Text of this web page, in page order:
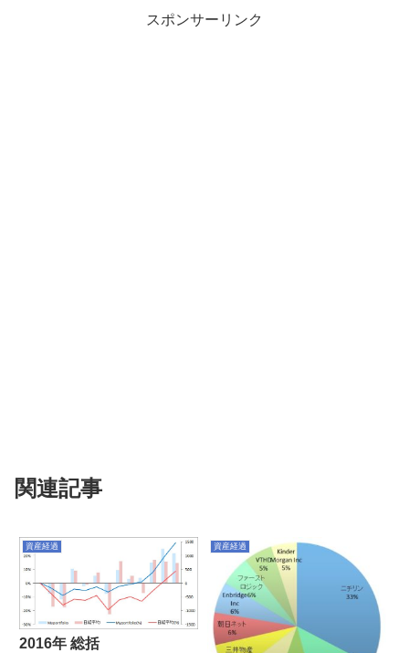
スポンサーリンク
関連記事
資産経過
2016年 総括
資産経過